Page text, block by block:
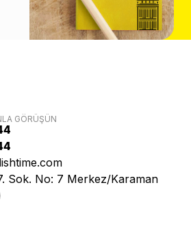
GÖRÜŞÜN
Sok. No: 7 Merkez/Karaman